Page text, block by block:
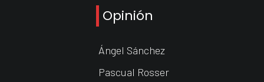
Opinión
Ángel Sánchez
Pascual Rosser